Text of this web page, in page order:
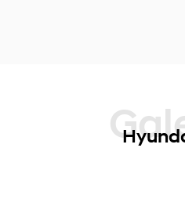
Galerie